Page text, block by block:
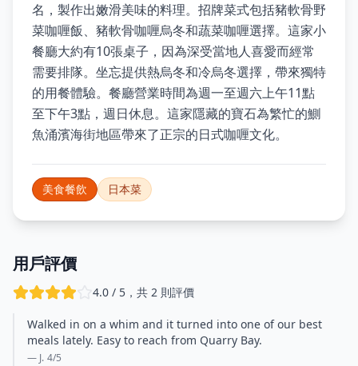
名，製作出嫩滑美味的料理。招牌菜式包括豬軟骨野
菜咖喱飯、豬軟骨咖喱烏冬和蔬菜咖喱選擇。這家小
餐廳大約有10張桌子，因為深受當地人喜愛而經常
需要排隊。坐忘提供熱烏冬和冷烏冬選擇，帶來獨特
的用餐體驗。餐廳營業時間為週一至週六上午11點
至下午3點，週日休息。這家隱藏的寶石為繁忙的鰂
魚涌濱海街地區帶來了正宗的日式咖喱文化。
美食餐飲 日本菜
用戶評價
4.0 / 5，共 2 則評價
Walked in on a whim and it turned into one of our best
meals lately. Easy to reach from Quarry Bay.
— J. 4/5